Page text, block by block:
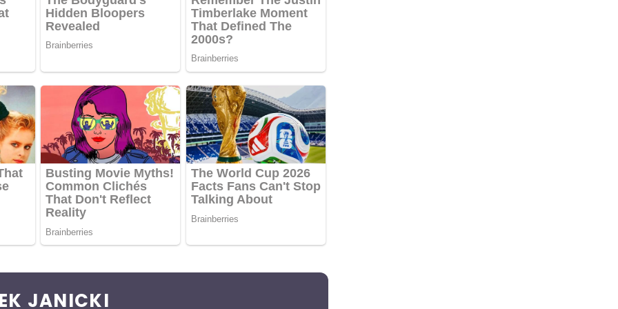
JANICKI